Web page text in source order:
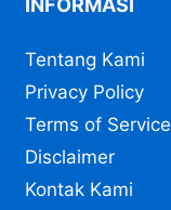
Tentang Kami
Privacy Policy
Terms of Service
Disclaimer
Kontak Kami